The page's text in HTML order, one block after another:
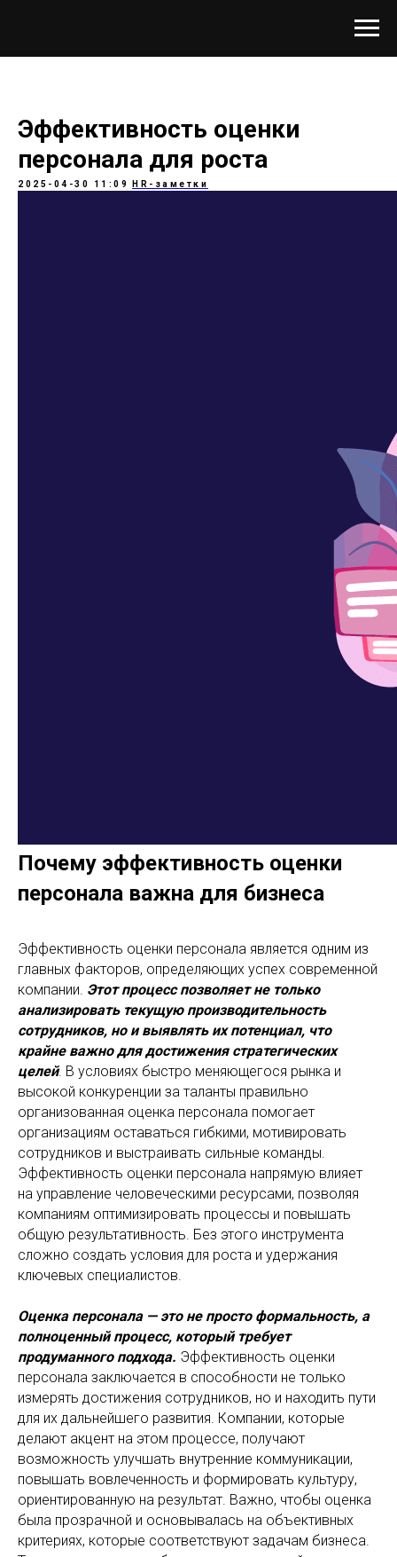
Эффективность оценки
персонала для роста
2025-04-30 11:09 HR-заметки
Почему эффективность оценки
персонала важна для бизнеса
Эффективность оценки персонала является одним из
главных факторов, определяющих успех современной
компании. Этот процесс позволяет не только
анализировать текущую производительность
сотрудников, но и выявлять их потенциал, что
крайне важно для достижения стратегических
целей. В условиях быстро меняющегося рынка и
высокой конкуренции за таланты правильно
организованная оценка персонала помогает
организациям оставаться гибкими, мотивировать
сотрудников и выстраивать сильные команды.
Эффективность оценки персонала напрямую влияет
на управление человеческими ресурсами, позволяя
компаниям оптимизировать процессы и повышать
общую результативность. Без этого инструмента
сложно создать условия для роста и удержания
ключевых специалистов.
Оценка персонала — это не просто формальность, а
полноценный процесс, который требует
продуманного подхода. Эффективность оценки
персонала заключается в способности не только
измерять достижения сотрудников, но и находить пути
для их дальнейшего развития. Компании, которые
делают акцент на этом процессе, получают
возможность улучшать внутренние коммуникации,
повышать вовлеченность и формировать культуру,
ориентированную на результат. Важно, чтобы оценка
была прозрачной и основывалась на объективных
критериях, которые соответствуют задачам бизнеса.